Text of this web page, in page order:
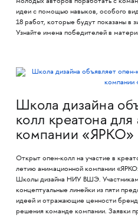
идеи с помощью навыков, особого
18 работ, которые будут показаны в
Узнайте имена победителей в
Школа дизайна
колл креатона
компании «ЯРКО»
Открыт опен-колл на участие в
летию анимационной компании
Школы дизайна НИУ ВШЭ. Участникам
концептуальные линейки из пяти
идеей и отражающие ценности
решения команде компании. Заявки